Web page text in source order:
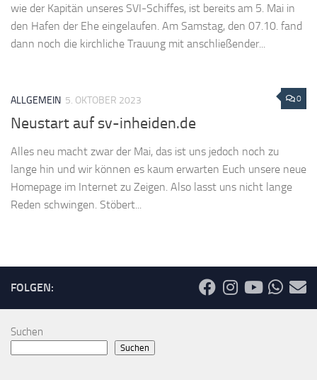
wie der Kapitän unseres SVI-Schiffes, ist bereits am 5. Mai in
den Hafen der Ehe eingelaufen. Am Samstag, den 07.10. fand
dann noch die kirchliche Trauung mit anschließender...
0
ALLGEMEIN 5. OKTOBER 2023
Neustart auf sv-inheiden.de
Alles neu macht zwar der Mai, das ist uns jedoch noch zu
lange hin und wir können es kaum erwarten Euch unsere neue
Homepage im Internet zu Zeigen. Also lasst uns nicht lange
Reden schwingen. Stöbert...
FOLGEN:
Suchen
Suchen